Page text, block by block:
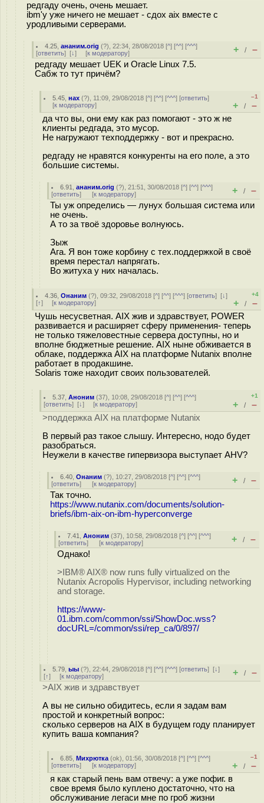
редгаду очень, очень мешает.
ibm'у уже ничего не мешает - сдох aix вместе с
уродливыми серверами.
4.25 ,ананим.orig (?), 22:34, 28/08/2018 [^] [^^] [^^^]
[ответить] [↓] [к модератору] + / –
редгаду мешает UEK и Oracle Linux 7.5.
Сабж то тут причём?
5.45 ,нах (?), 11:09, 29/08/2018 [^] [^^] [^^^] [ответить]
[к модератору]
–1
+ / –
да что вы, они ему как раз помогают - это ж не
клиенты редгада, это мусор.
Не нагружают техподдержку - вот и прекрасно.
редгаду не нравятся конкуренты на его поле, а это
большие системы.
6.91 ,ананим.orig (?), 21:51, 30/08/2018 [^] [^^] [^^^]
[ответить] [к модератору] + / –
Ты уж определись — лунух большая система или
не очень.
А то за твоё здоровье волнуюсь.
Зыж
Ага. Я вон тоже корбину с тех.поддержкой в своё
время перестал напрягать.
Во житуха у них началась.
4.36 ,Онаним (?), 09:32, 29/08/2018 [^] [^^] [^^^] [ответить][↓]
[↑] [к модератору]
+4
+ / –
Чушь несусветная. AIX жив и здравствует, POWER
развивается и расширяет сферу применения- теперь
не только тяжеловестные сервера доступны, но и
вполне бюджетные решение. AIX ныне обживается в
облаке, поддержка AIX на платформе Nutanix вполне
работает в продакшине.
Solaris тоже находит своих пользователей.
5.37 ,Аноним (37), 10:08, 29/08/2018 [^] [^^] [^^^]
[ответить] [↓] [к модератору]
+1
+ / –
>поддержка AIX на платформе Nutanix
В первый раз такое слышу. Интересно, нодо будет
разобраться.
Неужели в качестве гипервизора выступает AHV?
6.40 ,Онаним (?), 10:27, 29/08/2018 [^] [^^] [^^^]
[ответить] [к модератору] + / –
Так точно.
https://www.nutanix.com/documents/solution-
briefs/ibm-aix-on-ibm-hyperconverge
7.41 ,Аноним (37), 10:58, 29/08/2018 [^] [^^] [^^^]
[ответить] [к модератору] + / –
Однако!
>IBM® AIX® now runs fully virtualized on the
Nutanix Acropolis Hypervisor, including networking
and storage.
https://www-
01.ibm.com/common/ssi/ShowDoc.wss?
docURL=/common/ssi/rep_ca/0/897/
5.79 ,ыы (?), 22:44, 29/08/2018 [^] [^^] [^^^] [ответить][↓]
[↑] [к модератору] + / –
>AIX жив и здравствует
А вы не сильно обидитесь, если я задам вам
простой и конкретный вопрос:
сколько серверов на AIX в будущем году планирует
купить ваша компания?
6.85 ,Михрютка (ok), 01:56, 30/08/2018 [^] [^^] [^^^]
[ответить] [к модератору]
–1
+ / –
я как старый пень вам отвечу: а уже пофиг. в
свое время было куплено достаточно, что на
обслуживание легаси мне по гроб жизни